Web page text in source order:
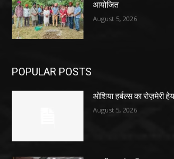
आयोजित
August 5, 2026
POPULAR POSTS
ओशिया हर्बल्स का रोज़मेरी
August 5, 2026